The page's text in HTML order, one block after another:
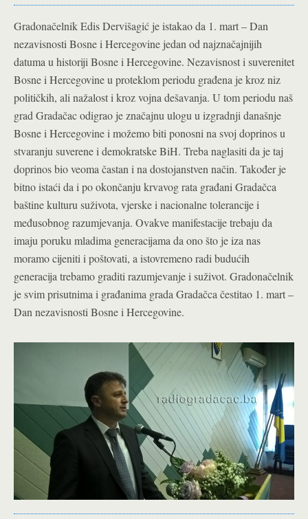
Gradonačelnik Edis Dervišagić je istakao da 1. mart – Dan
nezavisnosti Bosne i Hercegovine jedan od najznačajnijih
datuma u historiji Bosne i Hercegovine. Nezavisnost i suverenitet
Bosne i Hercegovine u proteklom periodu građena je kroz niz
političkih, ali nažalost i kroz vojna dešavanja. U tom periodu naš
grad Gradačac odigrao je značajnu ulogu u izgradnji današnje
Bosne i Hercegovine i možemo biti ponosni na svoj doprinos u
stvaranju suverene i demokratske BiH. Treba naglasiti da je taj
doprinos bio veoma častan i na dostojanstven način. Također je
bitno istaći da i po okončanju krvavog rata građani Gradačca
baštine kulturu suživota, vjerske i nacionalne tolerancije i
međusobnog razumjevanja. Ovakve manifestacije trebaju da
imaju poruku mladima generacijama da ono što je iza nas
moramo cijeniti i poštovati, a istovremeno radi budućih
generacija trebamo graditi razumjevanje i suživot. Gradonačelnik
je svim prisutnima i građanima grada Gradačca čestitao 1. mart –
Dan nezavisnosti Bosne i Hercegovine.